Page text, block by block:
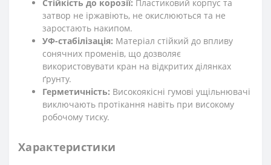
Стійкість до корозії: Пластиковий корпус та
затвор не іржавіють, не окислюються та не
заростають накипом.
УФ-стабілізація: Матеріал стійкий до впливу
сонячних променів, що дозволяє
використовувати кран на відкритих ділянках
ґрунту.
Герметичність: Високоякісні гумові ущільнювачі
виключають протікання навіть при високому
робочому тиску.
Характеристики